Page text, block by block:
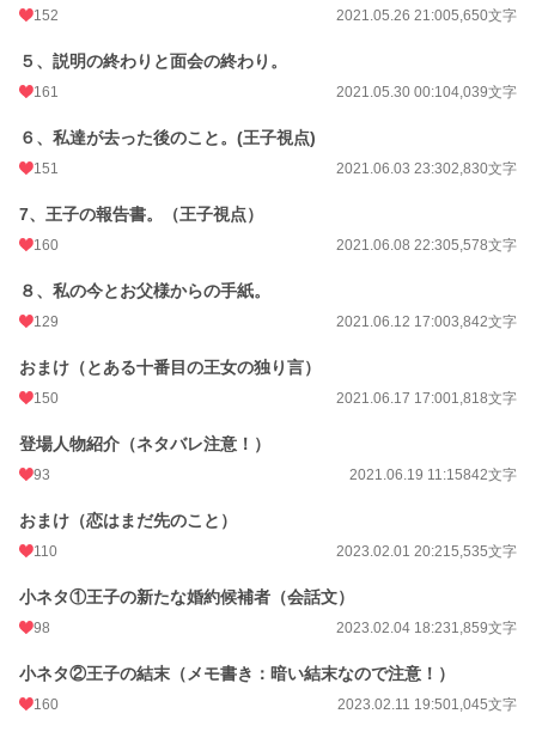
更新日時
初回公開日時 2021.05.20 22:26
週間ポイント 315 pt (19,459 位)
年間ポイント
152 2021.05.26 21:005,650文字
５、説明の終わりと面会の終わり。
161 2021.05.30 00:104,039文字
６、私達が去った後のこと。(王子視点)
151 2021.06.03 23:302,830文字
7、王子の報告書。（王子視点）
160 2021.06.08 22:305,578文字
８、私の今とお父様からの手紙。
129 2021.06.12 17:003,842文字
おまけ（とある十番目の王女の独り言）
150 2021.06.17 17:001,818文字
登場人物紹介（ネタバレ注意！）
93 2021.06.19 11:15842文字
おまけ（恋はまだ先のこと）
110 2023.02.01 20:215,535文字
小ネタ①王子の新たな婚約候補者（会話文）
98 2023.02.04 18:231,859文字
小ネタ②王子の結末（メモ書き：暗い結末なので注意！）
160 2023.02.11 19:501,045文字